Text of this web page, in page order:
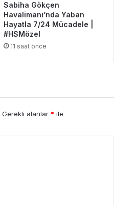
Sabiha Gökçen
Havalimanı’nda Yaban
Hayatla 7/24 Mücadele |
#HSMözel
11 saat önce
Gerekli alanlar * ile